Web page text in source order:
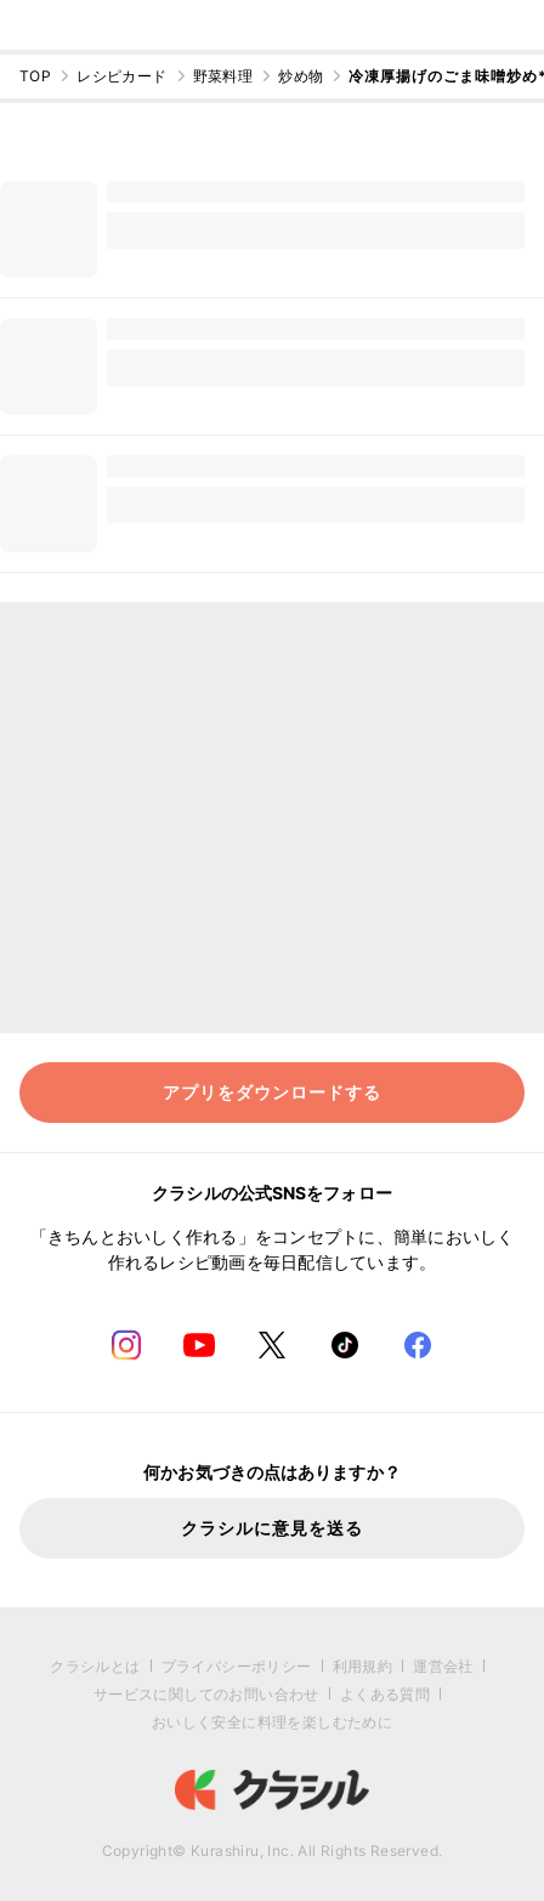
TOP レシピカード 野菜料理 炒め物 冷凍厚揚げのごま味噌炒
アプリをダウンロードする
クラシルの公式SNSをフォロー
「きちんとおいしく作れる」をコンセプトに、簡単においしく
作れるレシピ動画を毎日配信しています。
何かお気づきの点はありますか？
クラシルに意見を送る
クラシルとは プライバシーポリシー 利用規約
運営会社
サービスに関してのお問い合わせ
よくある質問
おいしく安全に料理を楽しむために
Copyright© Kurashiru, Inc. All Rights Reserved.